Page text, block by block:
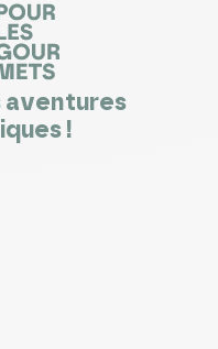
aventures
!